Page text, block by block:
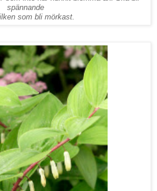
spännande
som bli mörkast.